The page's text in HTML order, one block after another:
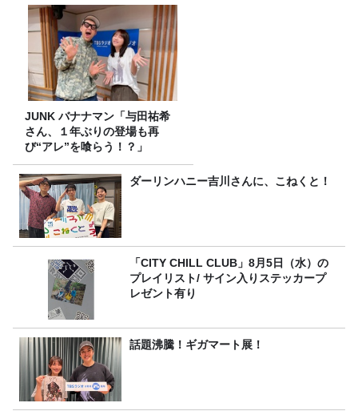
JUNK バナナマン「与田祐希
さん、１年ぶりの登場も再
び“アレ”を喰らう！？」
ダーリンハニー吉川さんに、こねくと！
「CITY CHILL CLUB」8月5日（水）の
プレイリスト/ サイン入りステッカープ
レゼント有り
話題沸騰！ギガマート展！